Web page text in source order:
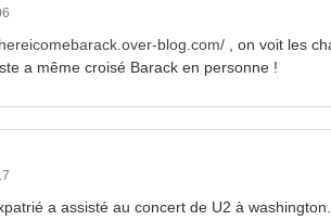
blog.com/ , on voit les
a même croisé Barack en personne !
a assisté au concert de U2 à washington.